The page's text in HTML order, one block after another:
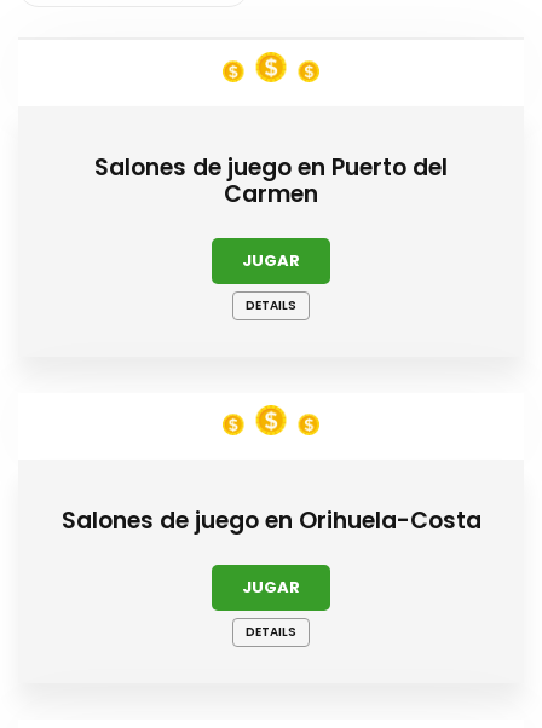
Salones de juego en Puerto del
Carmen
JUGAR
DETAILS
Salones de juego en Orihuela-Costa
JUGAR
DETAILS